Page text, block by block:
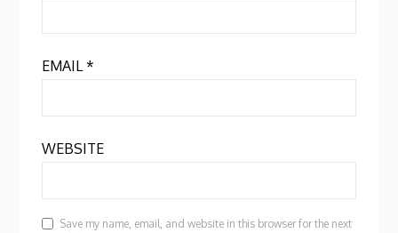
EMAIL*
WEBSITE
Save my name, email, and website in this browser for the next